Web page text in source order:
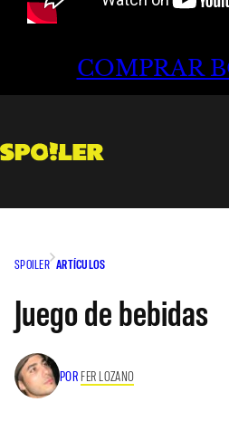
COMPRAR
SPOILER ARTÍCULOS
Juego de bebidas
POR FER LOZANO